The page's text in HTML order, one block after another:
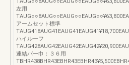
左用
アームセット標準
ハイルーフ
連結バー巾：３６用